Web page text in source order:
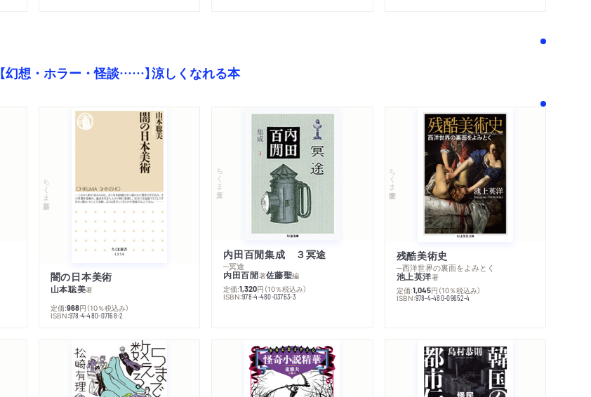
【幻想・ホラー・怪談……】涼しくなれる本
ちくま新書
闇の日本美術
山本聡美著
定価:968円 （10％税込み）
ISBN:978-4-480-07168-2
ちくま文庫
内田百閒集成 ３冥途
─冥途
内田百閒著佐藤聖編
定価:1,320円 （10％税込み）
ISBN:978-4-480-03763-3
ちくま学芸文庫
残酷美術史
─西洋世界の裏面をよみとく
池上英洋著
定価:1,045円 （10％税込み）
ISBN:978-4-480-09652-4